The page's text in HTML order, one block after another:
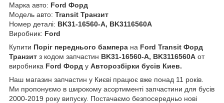
Марка авто: Ford Форд
Модель авто: Transit Транзит
Номер деталі: BK31-16560-A, BK3116560A
Виробник: Ford
Купити Поріг переднього бампера на Ford Transit Форд
Транзит з кодом запчастин BK31-16560-A, BK3116560A от
виробника Ford Форд у Авторозбірки бусів Киев.
Наш магазин запчастин у Києві працює вже понад 11 років.
Ми пропонуємо в широкому асортименті запчастини для бусів
2000-2019 року випуску. Постачаємо безпосередньо нові